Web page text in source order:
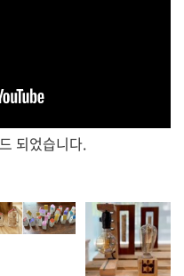
되었습니다.